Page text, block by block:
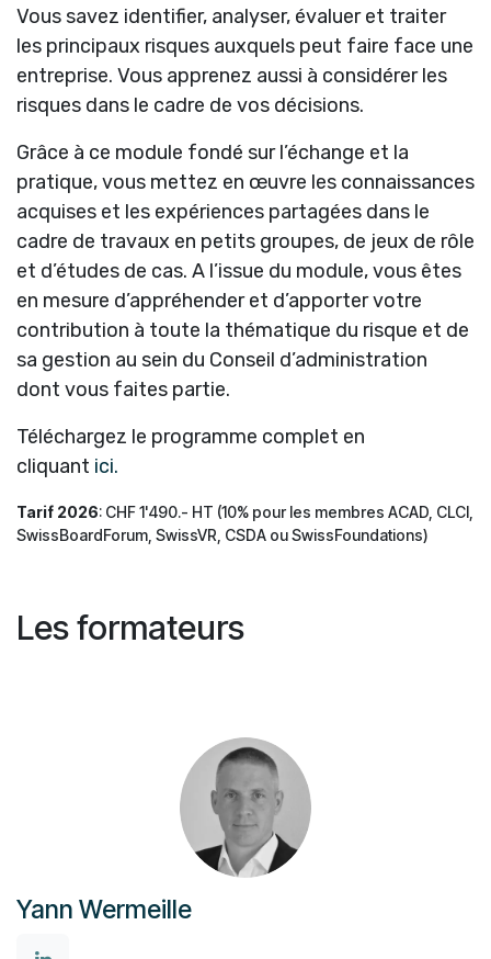
Vous savez identifier, analyser, évaluer et traiter
les principaux risques auxquels peut faire face une
entreprise. Vous apprenez aussi à considérer les
risques dans le cadre de vos décisions.
Grâce à ce module fondé sur l’échange et la
pratique, vous mettez en œuvre les connaissances
acquises et les expériences partagées dans le
cadre de travaux en petits groupes, de jeux de rôle
et d’études de cas. A l’issue du module, vous êtes
en mesure d’appréhender et d’apporter votre
contribution à toute la thématique du risque et de
sa gestion au sein du Conseil d’administration
dont vous faites partie.
Téléchargez le programme complet en
cliquant ici.
Tarif 2026: CHF 1'490.- HT (10% pour les membres ACAD, CLCI,
SwissBoardForum, SwissVR, CSDA ou SwissFoundations)
Les formateurs
Yann Wermeille